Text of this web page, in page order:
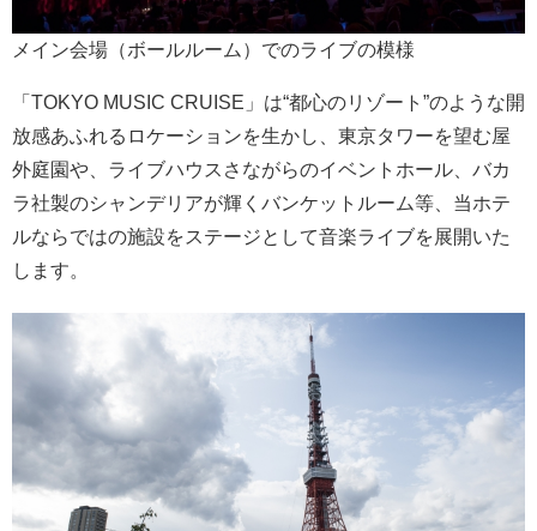
メイン会場（ボールルーム）でのライブの模様
「TOKYO MUSIC CRUISE」は“都心のリゾート”のような開
放感あふれるロケーションを生かし、東京タワーを望む屋
外庭園や、ライブハウスさながらのイベントホール、バカ
ラ社製のシャンデリアが輝くバンケットルーム等、当ホテ
ルならではの施設をステージとして音楽ライブを展開いた
します。